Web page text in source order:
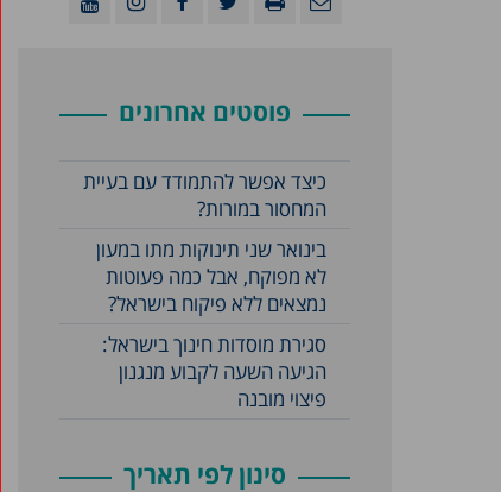
פוסטים אחרונים
כיצד אפשר להתמודד עם בעיית
המחסור במורות?
בינואר שני תינוקות מתו במעון
לא מפוקח, אבל כמה פעוטות
נמצאים ללא פיקוח בישראל?
סגירת מוסדות חינוך בישראל:
הגיעה השעה לקבוע מנגנון
פיצוי מובנה
סינון לפי תאריך